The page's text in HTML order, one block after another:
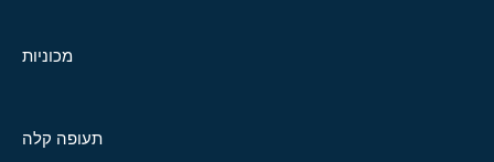
מכוניות
תעופה קלה